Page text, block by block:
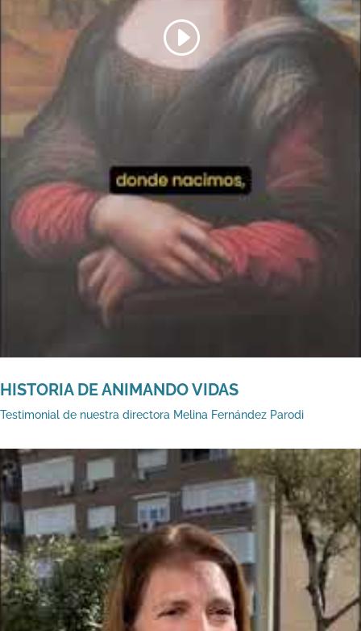
HISTORIA DE ANIMANDO VIDAS
Testimonial de nuestra directora Melina Fernández Parodi